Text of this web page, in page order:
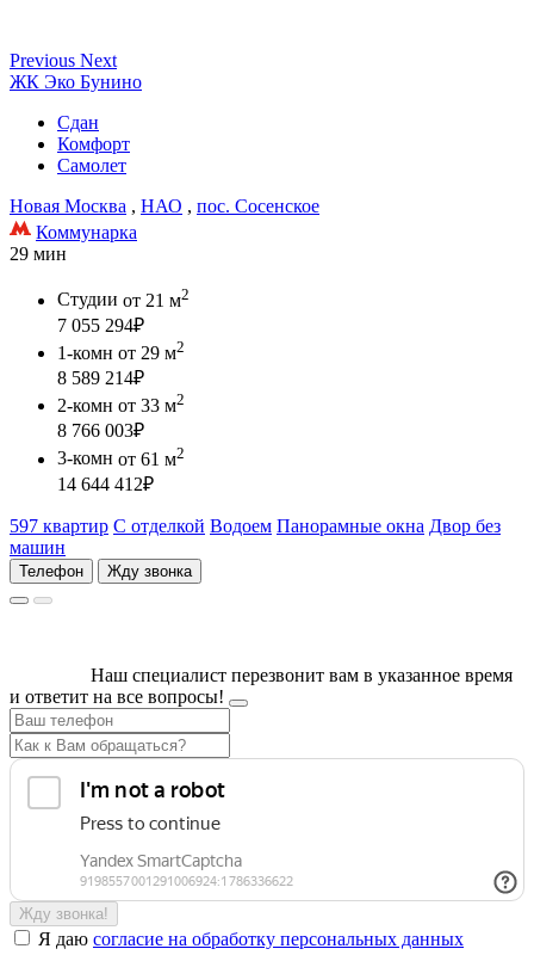
Previous Next
ЖК Эко Бунино
Сдан
Комфорт
Самолет
Новая Москва , НАО , пос. Сосенское
Коммунарка
29 мин
Студии от 21 м2
7 055 294₽
1-комн от 29 м2
8 589 214₽
2-комн от 33 м2
8 766 003₽
3-комн от 61 м2
14 644 412₽
597 квартир С отделкой Водоем Панорамные окна Двор без
машин
Телефон Жду звонка
Наш специалист перезвонит вам в указанное время
и ответит на все вопросы!
Жду звонка!
Я даю согласие на обработку персональных данных